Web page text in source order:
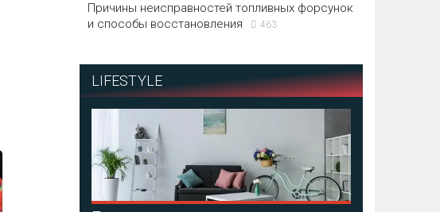
Причины неисправностей топливных форсунок
и способы восстановления
463
LIFESTYLE